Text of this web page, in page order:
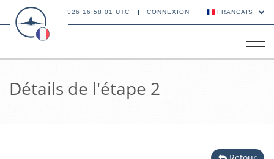
08 AOÛT 2026 16:58:01 UTC CONNEXION FRANÇAIS
Détails de l'étape 2